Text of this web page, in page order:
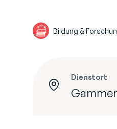
Bildung &
Dienstort